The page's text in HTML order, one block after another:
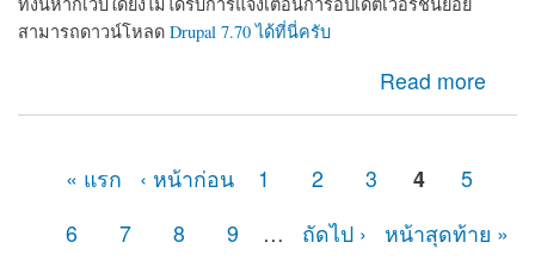
สามารถดาวน์โหลด Drupal 7.70 ได้ที่นี่ครับ
Read more
about ในที่สุดก็มา Drupal 7.70 ออกแล้ว เว็บไซต์ที่ใช้
Drupal 7 อย่าลืมอัปเดตเพื่อความปลอดภัย
« แรก ‹ หน้าก่อน 1 2 3 4
5
6
7 8 9 … ถัดไป › หน้าสุดท้าย »